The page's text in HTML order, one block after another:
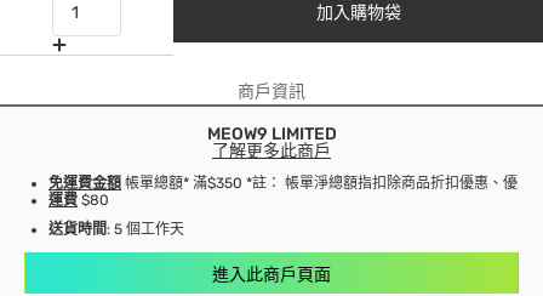
加入購物袋
商戶資訊
MEOW9 LIMITED
了解更多此商戶
免運費金額 帳單總額* 滿$350 *註： 帳單淨總額指扣除商品折扣優惠、優惠
運費 $80
送貨時間: 5 個工作天
進入此商戶頁面